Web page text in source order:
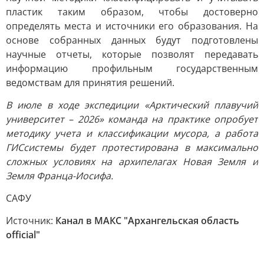
пластик таким образом, чтобы достоверно
определять места и источники его образования. На
основе собранных данных будут подготовлены
научные отчеты, которые позволят передавать
информацию профильным государственным
ведомствам для принятия решений.
В июле в ходе экспедиции «Арктический плавучий
университет – 2026» команда на практике опробует
методику учета и классификации мусора, а работа
ГИСсистемы будет протестирована в максимально
сложных условиях на архипелагах Новая Земля и
Земля Франца-Иосифа.
САФУ
Источник: Канал в МАКС "Архангельская область
official"